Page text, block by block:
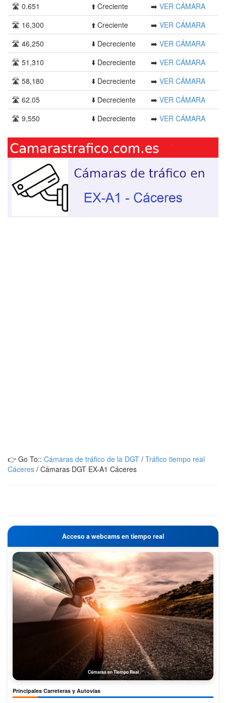
🛣️ 0.651
⬆️ Creciente ➡️ VER CÁMARA
🛣️ 16,300
⬆️ Creciente ➡️ VER CÁMARA
🛣️ 46,250
⬇️ Decreciente ➡️ VER CÁMARA
🛣️ 51,310
⬇️ Decreciente ➡️ VER CÁMARA
🛣️ 58,180
⬇️ Decreciente ➡️ VER CÁMARA
🛣️ 62.05
⬇️ Decreciente ➡️ VER CÁMARA
🛣️ 9,550
⬇️ Decreciente ➡️ VER CÁMARA
👉 Go To:: Cámaras de tráfico de la DGT / Tráfico tiempo real
Cáceres / Cámaras DGT EX-A1 Cáceres
Acceso a webcams en tiempo real
Cámaras en Tiempo Real
Principales Carreteras y Autovías